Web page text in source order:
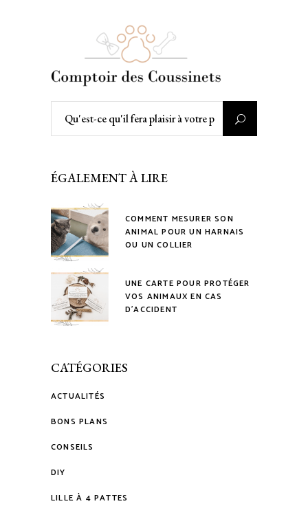
ÉGALEMENT À LIRE
COMMENT MESURER SON
ANIMAL POUR UN HARNAIS
OU UN COLLIER
UNE CARTE POUR PROTÉGER
VOS ANIMAUX EN CAS
D’ACCIDENT
CATÉGORIES
ACTUALITÉS
BONS PLANS
CONSEILS
DIY
LILLE À 4 PATTES